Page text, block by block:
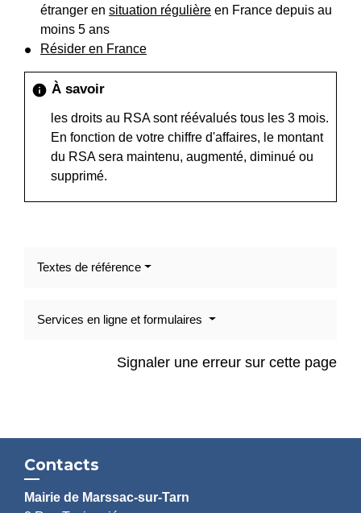
étranger en situation régulière en France depuis au
moins 5 ans
Résider en France
info À savoir
les droits au RSA sont réévalués tous les 3 mois.
En fonction de votre chiffre d'affaires, le montant
du RSA sera maintenu, augmenté, diminué ou
supprimé.
Textes de référence
Services en ligne et formulaires
Signaler une erreur sur cette page
Contacts
Mairie de Marssac-sur-Tarn